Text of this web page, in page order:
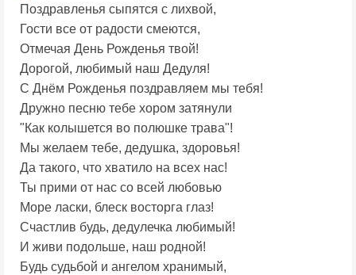
Поздравленья сыпятся с лихвой,
Гости все от радости смеются,
Отмечая День Рожденья твой!
Дорогой, любимый наш Дедуля!
С Днём Рожденья поздравляем мы тебя!
Дружно песню тебе хором затянули
"Как колышется во полюшке трава"!
Мы желаем тебе, дедушка, здоровья!
Да такого, что хватило на всех нас!
Ты прими от нас со всей любовью
Море ласки, блеск восторга глаз!
Счастлив будь, дедулечка любимый!
И живи подольше, наш родной!
Будь судьбой и ангелом хранимый,